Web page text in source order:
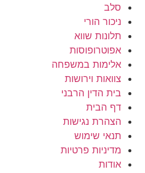
סלב
ניכור הורי
תלונות שווא
אפוטרופוסות
אלימות במשפחה
צוואות וירושות
בית הדין הרבני
דף הבית
הצהרת נגישות
תנאי שימוש
מדיניות פרטיות
אודות